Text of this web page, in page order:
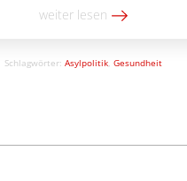
bei fast einem
weiter lesen
Schlagwörter: Asylpolitik, Gesundheit